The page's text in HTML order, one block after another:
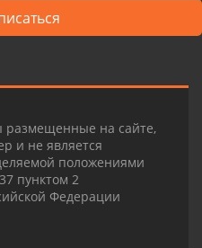
на сайте,
и не является
положениями
пунктом 2
Федерации